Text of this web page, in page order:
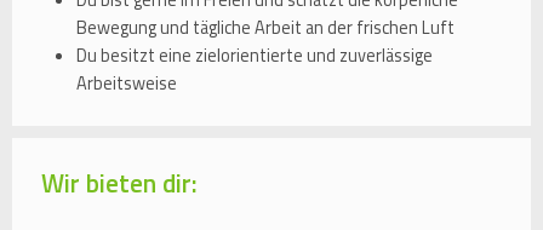
Bewegung und tägliche Arbeit an der frischen Luft
Du besitzt eine zielorientierte und zuverlässige
Arbeitsweise
Wir bieten dir: